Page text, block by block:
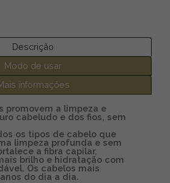
Descrição
Modo de usar
informações
promovem a limpeza e
cabeludo e dos fios, sem
os tipos de cabelo que
limpeza profunda e sem
a fibra capilar,
brilho e hidratação com
Os cabelos mais
do dia a dia.